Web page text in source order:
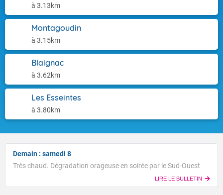
à 3.13km
Montagoudin
à 3.15km
Blaignac
à 3.62km
Les Esseintes
à 3.80km
Demain : samedi 8
Très chaud. Dégradation orageuse en soirée par le Sud-Ouest
LIRE LE BULLETIN